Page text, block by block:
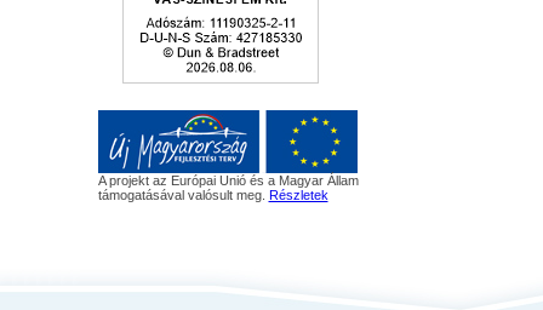
A projekt az Európai Unió és a Magyar Állam
támogatásával valósult meg. Részletek